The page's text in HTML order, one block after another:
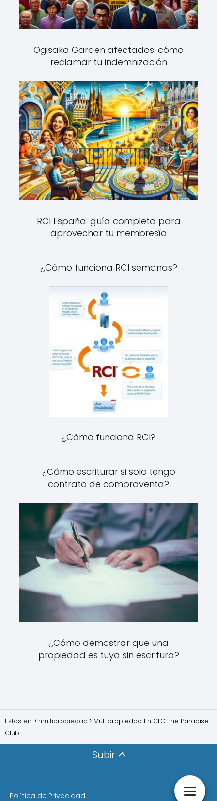
Ogisaka Garden afectados: cómo
reclamar tu indemnización
RCI España: guía completa para
aprovechar tu membresía
¿Cómo funciona RCI semanas?
¿Cómo funciona RCI?
¿Cómo escriturar si solo tengo
contrato de compraventa?
¿Cómo demostrar que una
propiedad es tuya sin escritura?
Estás en: multipropiedad
Multipropiedad En CLC The Paradise
Club
Subir
Política de Privacidad